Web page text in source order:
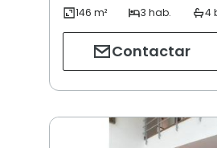
Contactar